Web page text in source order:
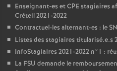
Enseignant-es etCPE stagiaires
Créteil 2021-2022
Contractuel-les alternant-es : le
Listes des stagiaires titularisé.e.s
InfoStagiaires 2021-2022 n°1 :
La FSU demande le